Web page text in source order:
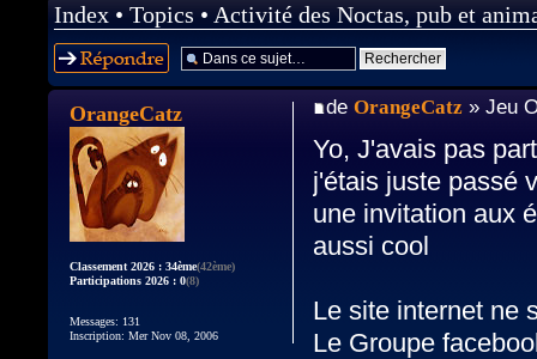
Index • Topics • Activité des Noctas, pub et
Répondre
deOrangeCatz » Jeu
Yo, J'avais pas
j'étais juste passé
une invitation aux
aussi cool
Le site internet ne
Le Groupe
OrangeCatz
Classement 2026 : 34ème(42ème)
Participations 2026 : 0(8)
Messages: 131
Inscription: Mer Nov 08, 2006